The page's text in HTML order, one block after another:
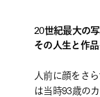
20世紀最大の
その人生と作
人前に顔をさ
は当時93歳の